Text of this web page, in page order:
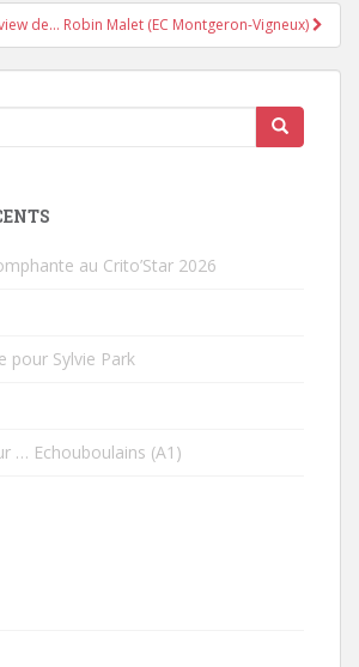
de… Robin Malet (EC Montgeron-Vigneux)
au Crito’Star 2026
pour Sylvie Park
… Echouboulains (A1)